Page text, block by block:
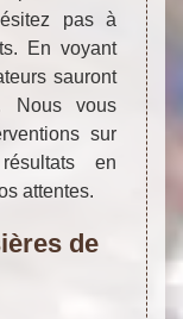
pas à
En voyant
sauront
Nous vous
sur
en
attentes.
de